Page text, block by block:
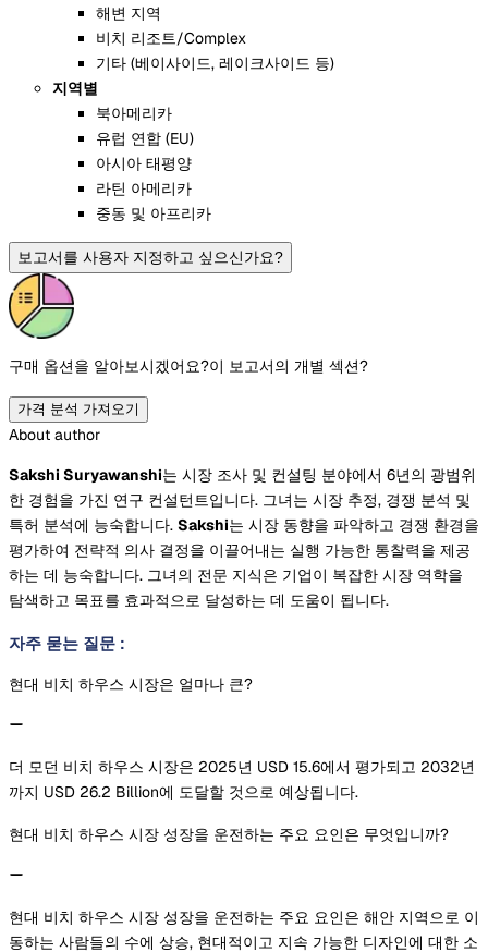
해변 지역
비치 리조트/Complex
기타 (베이사이드, 레이크사이드 등)
지역별
북아메리카
유럽 연합 (EU)
아시아 태평양
라틴 아메리카
중동 및 아프리카
보고서를 사용자 지정하고 싶으신가요?
구매 옵션을 알아보시겠어요?이 보고서의 개별 섹션?
가격 분석 가져오기
About author
Sakshi Suryawanshi는 시장 조사 및 컨설팅 분야에서 6년의 광범위
한 경험을 가진 연구 컨설턴트입니다. 그녀는 시장 추정, 경쟁 분석 및
특허 분석에 능숙합니다. Sakshi는 시장 동향을 파악하고 경쟁 환경을
평가하여 전략적 의사 결정을 이끌어내는 실행 가능한 통찰력을 제공
하는 데 능숙합니다. 그녀의 전문 지식은 기업이 복잡한 시장 역학을
탐색하고 목표를 효과적으로 달성하는 데 도움이 됩니다.
자주 묻는 질문 :
현대 비치 하우스 시장은 얼마나 큰?
더 모던 비치 하우스 시장은 2025년 USD 15.6에서 평가되고 2032년
까지 USD 26.2 Billion에 도달할 것으로 예상됩니다.
현대 비치 하우스 시장 성장을 운전하는 주요 요인은 무엇입니까?
현대 비치 하우스 시장 성장을 운전하는 주요 요인은 해안 지역으로 이
동하는 사람들의 수에 상승, 현대적이고 지속 가능한 디자인에 대한 소